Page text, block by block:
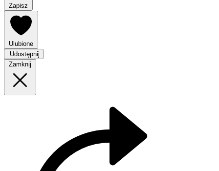
Zapisz
Ulubione
Udostępnij
Zamknij